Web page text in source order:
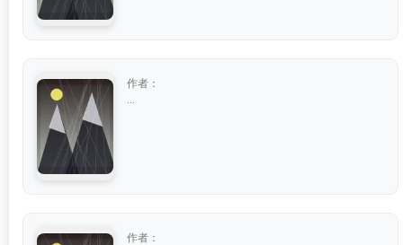
作者：
作者：